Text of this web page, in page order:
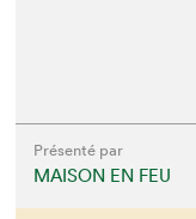
Présenté par
MAISON EN FEU